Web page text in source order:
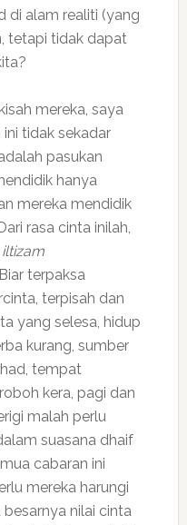
di alam realiti (yang
tetapi tidak dapat
mereka, saya
tidak sekadar
pasukan
hanya
mereka mendidik
rasa cinta inilah,
iltizam
terpaksa
terpisah dan
yang selesa, hidup
kurang, sumber
tempat
kera, pagi dan
malah perlu
suasana dhaif
cabaran ini
mereka harungi
nilai cinta